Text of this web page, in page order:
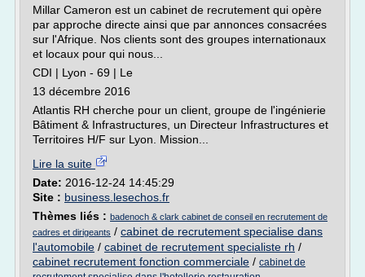
Millar Cameron est un cabinet de recrutement qui opère
par approche directe ainsi que par annonces consacrées
sur l'Afrique. Nos clients sont des groupes internationaux
et locaux pour qui nous...
CDI | Lyon - 69 | Le
13 décembre 2016
Atlantis RH cherche pour un client, groupe de l'ingénierie
Bâtiment & Infrastructures, un Directeur Infrastructures et
Territoires H/F sur Lyon. Mission...
Lire la suite
Date: 2016-12-24 14:45:29
Site : business.lesechos.fr
Thèmes liés : badenoch & clark cabinet de conseil en recrutement de
cadres et dirigeants / cabinet de recrutement specialise dans
l'automobile / cabinet de recrutement specialiste rh /
cabinet recrutement fonction commerciale / cabinet de